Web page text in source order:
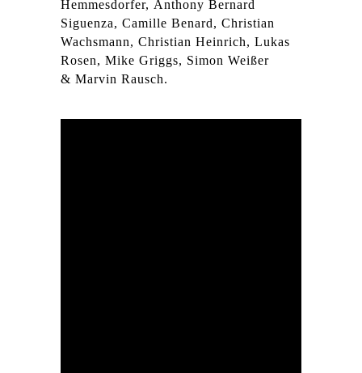
Hemmesdorfer, Anthony Bernard
Siguenza, Camille Benard, Christian
Wachsmann, Christian Heinrich, Lukas
Rosen, Mike Griggs, Simon Weißer
& Marvin Rausch.